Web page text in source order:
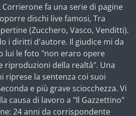
Corrierone fa una serie di pagine
dischi live famosi, Tra
(Zucchero, Vasco, Venditti).
i diritti d'autore. Il giudice mi da
lui le foto "non eraro opere
riproduzioni della realtà". Una
riprese la sentenza coi suoi
e più grave sciocchezza. Vi
causa di lavoro a "Il Gazzettino"
24 anni da corrispondente